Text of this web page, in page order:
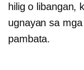
hilig o libangan,
ugnayan sa
pambata.